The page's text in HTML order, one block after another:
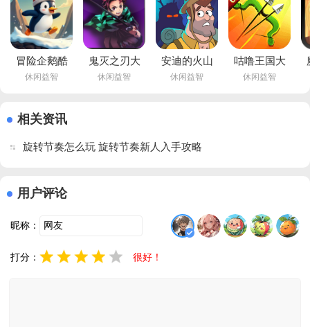
游戏进行体验，选择喜欢的几款留下打发时间！休
冒险企鹅酷
跑手机版下
方版
休闲益智
鬼灭之刃大
冒险手机版
休闲益智
安迪的火山
冒险游戏手
休闲益智
咕噜王国大
冒险正版手
休闲益智
相关资讯
旋转节奏怎么玩 旋转节奏新人入手攻略
用户评论
昵称：
打分： 很好！